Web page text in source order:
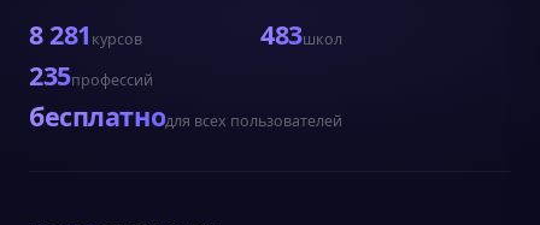
8 281 курсов 483школ
235профессий
бесплатнодля всех пользователей